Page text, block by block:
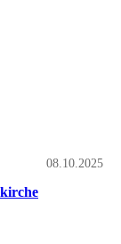
08.10.2025